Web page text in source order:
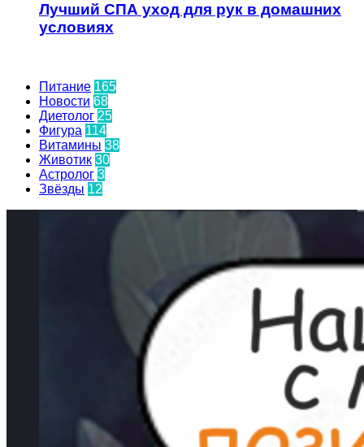
Лучший СПА уход для рук в домашних
условиях
Питание 165
Новости 68
Диетолог 25
Фигура 114
Витамины 38
Животик 30
Астролог 3
Звёзды 12